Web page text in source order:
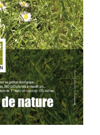
toute personnelle
toute personnelle
ma vélorution toute